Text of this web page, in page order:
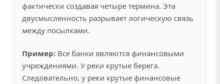
фактически создавая четыре термина. Эта
двусмысленность разрывает логическую связь
между посылками.
Пример: Все банки являются финансовыми
учреждениями. У реки крутые берега.
Следовательно, у реки крутые финансовые